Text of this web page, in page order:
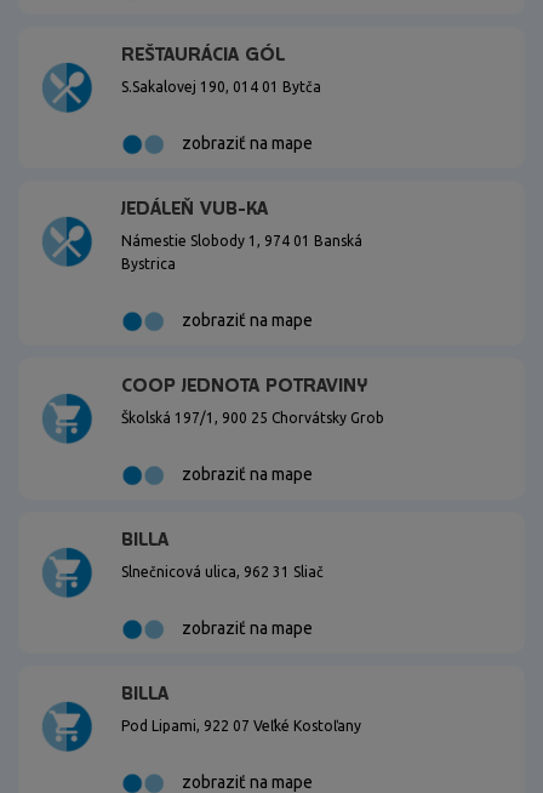
REŠTAURÁCIA GÓL
S.Sakalovej 190, 014 01 Bytča
zobraziť na mape
JEDÁLEŇ VUB-KA
Námestie Slobody 1, 974 01 Banská
Bystrica
zobraziť na mape
COOP JEDNOTA POTRAVINY
Školská 197/1, 900 25 Chorvátsky Grob
zobraziť na mape
BILLA
Slnečnicová ulica, 962 31 Sliač
zobraziť na mape
BILLA
Pod Lipami, 922 07 Veľké Kostoľany
zobraziť na mape